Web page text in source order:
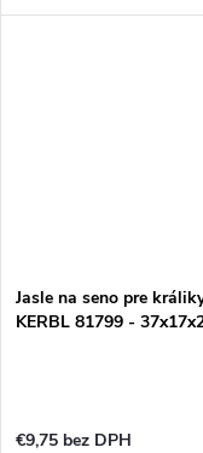
450 ml, rozmery 25,5 x
Jasle na seno pre
KERBL 81799 -
€9,75 bez DPH